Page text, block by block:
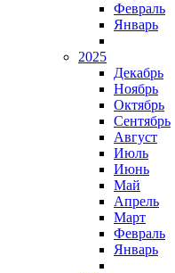
Февраль
Январь
2025
Декабрь
Ноябрь
Октябрь
Сентябрь
Август
Июль
Июнь
Май
Апрель
Март
Февраль
Январь